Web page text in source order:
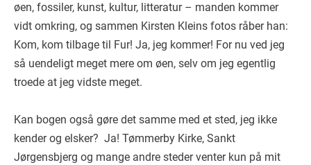
øen, fossiler, kunst, kultur, litteratur – manden kommer
vidt omkring, og sammen Kirsten Kleins fotos råber han:
Kom, kom tilbage til Fur! Ja, jeg kommer! For nu ved jeg
så uendeligt meget mere om øen, selv om jeg egentlig
troede at jeg vidste meget.
Kan bogen også gøre det samme med et sted, jeg ikke
kender og elsker? Ja! Tømmerby Kirke, Sankt
Jørgensbjerg og mange andre steder venter kun på mit